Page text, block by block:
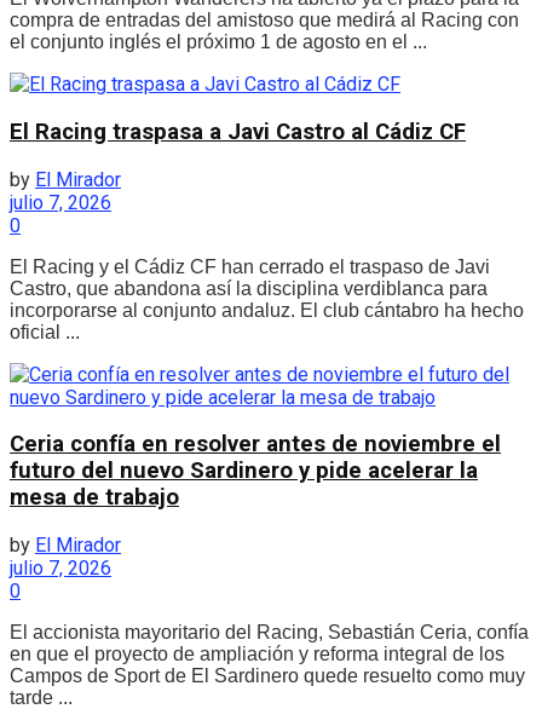
compra de entradas del amistoso que medirá al Racing con
el conjunto inglés el próximo 1 de agosto en el ...
El Racing traspasa a Javi Castro al Cádiz CF
by El Mirador
julio 7, 2026
0
El Racing y el Cádiz CF han cerrado el traspaso de Javi
Castro, que abandona así la disciplina verdiblanca para
incorporarse al conjunto andaluz. El club cántabro ha hecho
oficial ...
Ceria confía en resolver antes de noviembre el
futuro del nuevo Sardinero y pide acelerar la
mesa de trabajo
by El Mirador
julio 7, 2026
0
El accionista mayoritario del Racing, Sebastián Ceria, confía
en que el proyecto de ampliación y reforma integral de los
Campos de Sport de El Sardinero quede resuelto como muy
tarde ...